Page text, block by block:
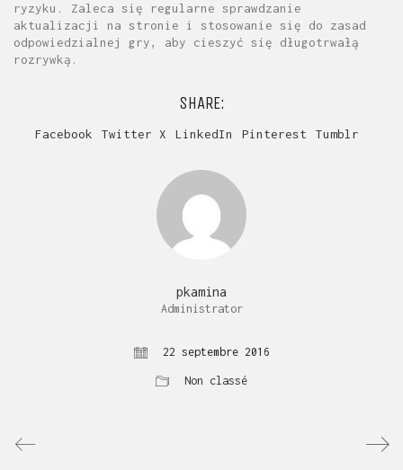
ryzyku. Zaleca się regularne sprawdzanie
aktualizacji na stronie i stosowanie się do zasad
odpowiedzialnej gry, aby cieszyć się długotrwałą
rozrywką.
SHARE:
Facebook Twitter X LinkedIn Pinterest Tumblr
pkamina
Administrator
22 septembre 2016
Non classé